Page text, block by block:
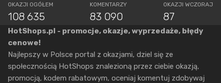
OKAZJI OGÓŁEM
108 635
KOMENTARZY
83 090
OKAZJI WCZORAJ
87
HotShops.pl - promocje, okazje, wyprzedaże, błędy
cenowe!
Najlepszy w Polsce portal z okazjami, dziel się ze
społecznością HotShops znalezioną przez ciebie okazją,
promocją, kodem rabatowym, oceniaj komentuj zdobywaj